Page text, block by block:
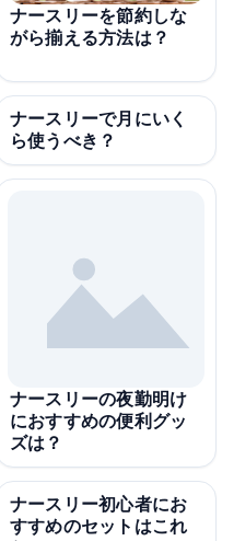
ナースリーを節約しな
がら揃える方法は？
ナースリーで月にいく
ら使うべき？
ナースリーの夜勤明け
におすすめの便利グッ
ズは？
ナースリー初心者にお
すすめのセットはこれ